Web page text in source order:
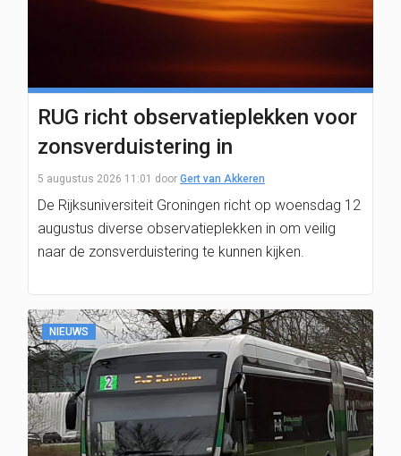
RUG richt observatieplekken voor
zonsverduistering in
5 augustus 2026 11:01 door Gert van Akkeren
De Rijksuniversiteit Groningen richt op woensdag 12
augustus diverse observatieplekken in om veilig
naar de zonsverduistering te kunnen kijken.
NIEUWS